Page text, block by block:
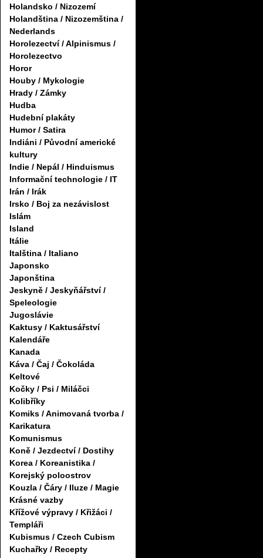
Holandsko / Nizozemí
Holandština / Nizozemština /
Nederlands
Horolezectví / Alpinismus /
Horolezectvo
Horor
Houby / Mykologie
Hrady / Zámky
Hudba
Hudební plakáty
Humor / Satira
Indiáni / Původní americké
kultury
Indie / Nepál / Hinduismus
Informační technologie / IT
Irán / Irák
Irsko / Boj za nezávislost
Islám
Island
Itálie
Italština / Italiano
Japonsko
Japonština
Jeskyně / Jeskyňářství /
Speleologie
Jugoslávie
Kaktusy / Kaktusářství
Kalendáře
Kanada
Káva / Čaj / Čokoláda
Keltové
Kočky / Psi / Miláčci
Kolibříky
Komiks / Animovaná tvorba /
Karikatura
Komunismus
Koně / Jezdectví / Dostihy
Korea / Koreanistika /
Korejský poloostrov
Kouzla / Čáry / Iluze / Magie
Krásné vazby
Křížové výpravy / Křižáci /
Templáři
Kubismus / Czech Cubism
Kuchařky / Recepty